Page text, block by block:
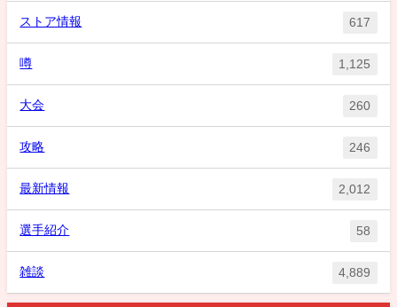
ストア情報 617
噂 1,125
大会 260
攻略 246
最新情報 2,012
選手紹介 58
雑談 4,889